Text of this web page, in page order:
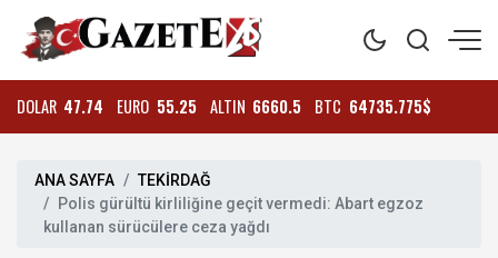
DOLAR 47.74 EURO 55.25 ALTIN 6660.5 BTC 64735.775$
ANA SAYFA
TEKİRDAĞ
Polis gürültü kirliliğine geçit vermedi: Abart egzoz
kullanan sürücülere ceza yağdı